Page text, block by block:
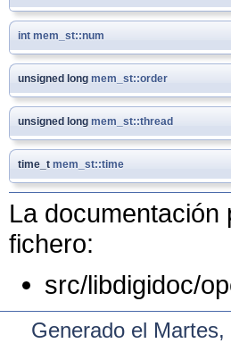
int mem_st::num
unsigned long mem_st::order
unsigned long mem_st::thread
time_t mem_st::time
La
fichero:
src/libdigidoc/
Generado el